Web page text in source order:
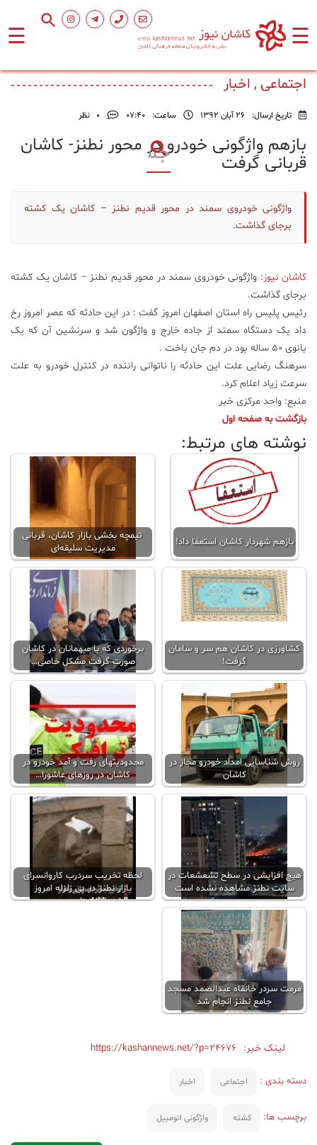
☰ ☰
اصلی
فرهنگ
هنر
ورزشی
محیط
زیست
و
فناوری
عکس
پادکست
هنری
اجتماعی , اخبار
تاریخ ارسال: 26 آبان 1392 ساعت: ۰۷:۴۰ 0 نظر
بازهم واژگونی خودرو در محور نطنز- كاشان
قربانی گرفت
واژگونی خودروی سمند در محور قدیم نطنز – کاشان یک کشته
برجای گذاشت.
کاشان نیوز : واژگونی خودروی سمند در محور قدیم نطنز – کاشان یک کشته
برجای گذاشت.
رئیس پلیس راه استان اصفهان امروز گفت : در این حادثه که عصر امروز رخ
داد یک دستگاه سمند از جاده خارج و واژگون شد و سرنشین آن که یک
بانوی 50 ساله بود در دم جان باخت .
سرهنگ رضایی علت این حادثه را ناتوانی راننده در کنترل خودرو به علت
سرعت زیاد اعلام کرد.
منبع: واحد مرکزی خبر
بازگشت به صفحه اول
نوشته های مرتبط:
بازهم شهردار کاشان استعفا داد!
تیمچه بخشی بازار کاشان، قربانی
مدیریت سلیقه‌ای
کشاورزی در کاشان هم سر و سامان
گرفت!
برخوردی که با میهمانان در کاشان
صورت گرفت مشکل خاصی…
روش شناسایی امداد خودرو مجاز در
کاشان
محدودیتهای رفت و آمد خودرو در
کاشان در روزهای عاشورا…
هیچ افزایشی در سطح تشعشعات در
سایت نطنز مشاهده نشده است
لحظه تخریب سردرب کاروانسرای
بازار نطنز در پی زلزله امروز
مرمت سردر خانقاه عبدالصمد مسجد
جامع نطنز انجام شد
لینک خبر: https://kashannews.net/?p=24676
دسته بندی : اجتماعی اخبار
برچسب ها: کشته واژگونی اتومبیل